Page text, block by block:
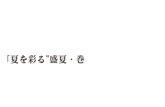
夏を彩る”盛夏・巻